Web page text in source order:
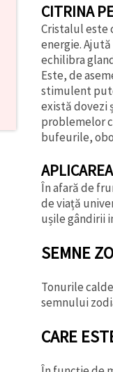
CITRINA
Cristalul este
energie.
echilibra
Este, de
stimulent
există dovezi
problemelor
bufeurile,
În afară de
de viață
ușile gândirii
SEMNE
Tonurile
semnului
CARE